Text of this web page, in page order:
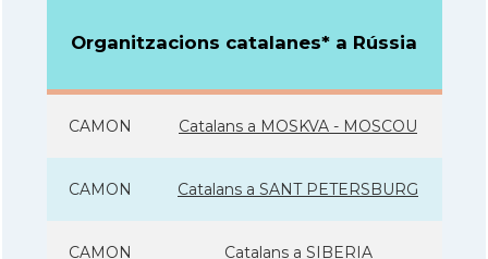
Organitzacions catalanes* a Rússia
CAMON Catalans a MOSKVA - MOSCOU
CAMON Catalans a SANT PETERSBURG
CAMON Catalans a SIBERIA